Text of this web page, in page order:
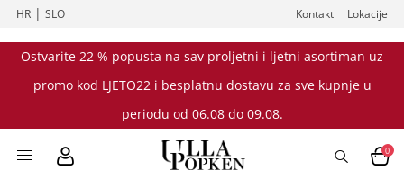
HR |SLO Kontakt Lokacije
Ostvarite 22 % popusta na sav proljetni i ljetni asortiman uz
promo kod LJETO22 i besplatnu dostavu za sve kupnje u
periodu od 06.08 do 09.08.
0